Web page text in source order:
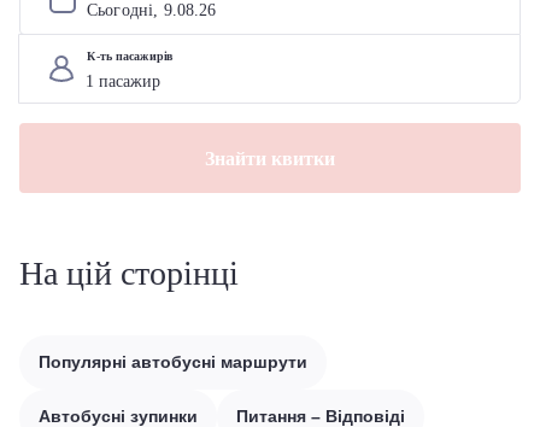
Сьогодні, 9.08.26
К-ть пасажирів
Знайти квитки
На цій сторінці
Популярні автобусні маршрути
Автобусні зупинки Питання – Відповіді